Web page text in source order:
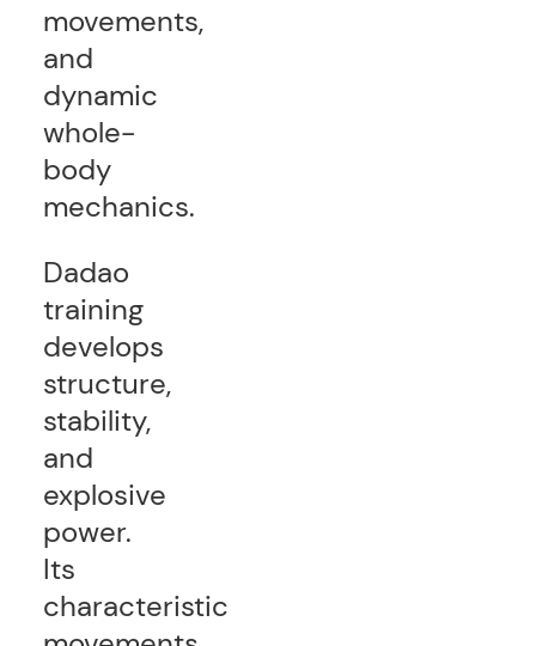
movements,
and
dynamic
whole-
body
mechanics.
Dadao
training
develops
structure,
stability,
and
explosive
power.
Its
characteristic